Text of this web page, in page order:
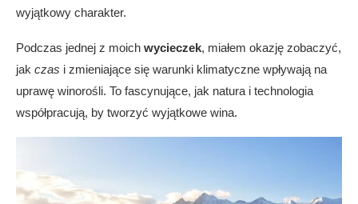
wyjątkowy charakter.
Podczas jednej z moich wycieczek, miałem okazję zobaczyć,
jak czas i zmieniające się warunki klimatyczne wpływają na
uprawę winorośli. To fascynujące, jak natura i technologia
współpracują, by tworzyć wyjątkowe wina.